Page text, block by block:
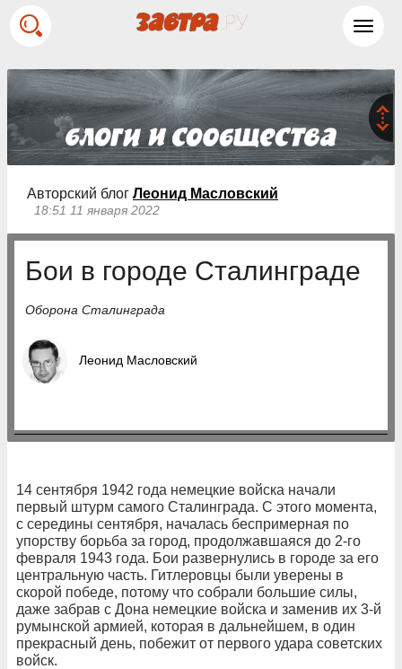
Авторский блог Леонид Масловский
18:51 11 января 2022
Бои в городе Сталинграде
Оборона Сталинграда
Леонид Масловский
14 сентября 1942 года немецкие войска начали
первый штурм самого Сталинграда. С этого момента,
с середины сентября, началась беспримерная по
упорству борьба за город, продолжавшаяся до 2-го
февраля 1943 года. Бои развернулись в городе за его
центральную часть. Гитлеровцы были уверены в
скорой победе, потому что собрали большие силы,
даже забрав с Дона немецкие войска и заменив их 3-й
румынской армией, которая в дальнейшем, в один
прекрасный день, побежит от первого удара советских
войск.